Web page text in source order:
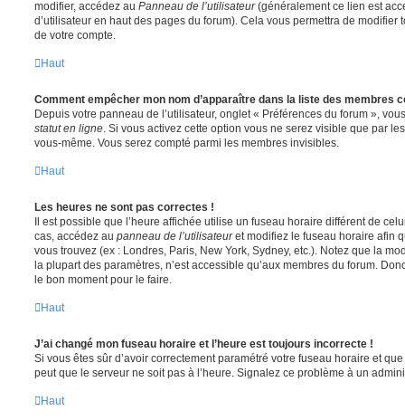
modifier, accédez au Panneau de l’utilisateur(généralement ce lien est
d’utilisateur en haut des pages du forum). Cela vous permettra de modifier
de votre compte.
Haut
Comment empêcher mon nom d’apparaître dans la liste des membres
Depuis votre panneau de l’utilisateur, onglet « Préférences du forum »,
statut en ligne . Si vous activez cette option vous ne serez visible que par
vous-même. Vous serez compté parmi les membres invisibles.
Haut
Les heures ne sont pas correctes !
Il est possible que l’heure affichée utilise un fuseau horaire différent de
cas, accédez au panneau de l’utilisateuret modifiez le fuseau horaire afin
vous trouvez (ex : Londres, Paris, New York, Sydney, etc.). Notez que la
la plupart des paramètres, n’est accessible qu’aux membres du forum.
le bon moment pour le faire.
Haut
J’ai changé mon fuseau horaire et l’heure est toujours incorrecte !
Si vous êtes sûr d’avoir correctement paramétré votre fuseau horaire et
peut que le serveur ne soit pas à l’heure. Signalez ce problème à un
Haut